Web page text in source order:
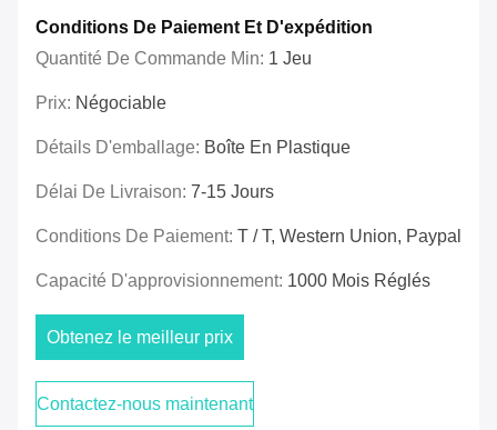
Conditions De Paiement Et D'expédition
Quantité De Commande Min: 1 Jeu
Prix: Négociable
Détails D'emballage: Boîte En Plastique
Délai De Livraison: 7-15 Jours
Conditions De Paiement: T / T, Western Union, Paypal
Capacité D'approvisionnement: 1000 Mois Réglés
Obtenez le meilleur prix
Contactez-nous maintenant